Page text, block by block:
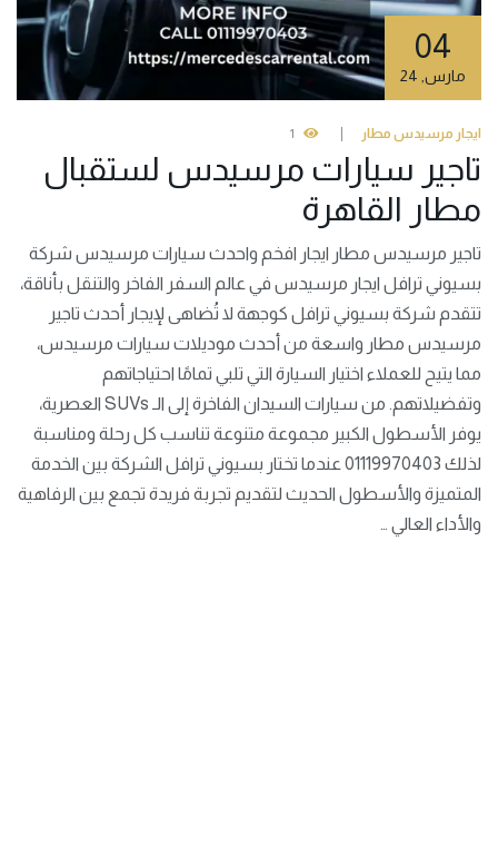
04
مارس,
ايجار مرسيدس مطار 1
تاجير سيارات مرسيدس لستقبال
مطار القاهرة
تاجير مرسيدس مطار ايجار افخم واحدث سيارات مرسيدس شركة
بسيوني ترافل ايجار مرسيدس في عالم السفر الفاخر والتنقل بأناقة،
تتقدم شركة بسيوني ترافل كوجهة لا تُضاهى لإيجار أحدث تاجير
مرسيدس مطار واسعة من أحدث موديلات سيارات مرسيدس،
مما يتيح للعملاء اختيار السيارة التي تلبي تمامًا احتياجاتهم
وتفضيلاتهم. من سيارات السيدان الفاخرة إلى الـ SUVs العصرية،
يوفر الأسطول الكبير مجموعة متنوعة تناسب كل رحلة ومناسبة
لذلك 01119970403 عندما تختار بسيوني ترافل الشركة بين الخدمة
المتميزة والأسطول الحديث لتقديم تجربة فريدة تجمع بين الرفاهية
والأداء العالي …